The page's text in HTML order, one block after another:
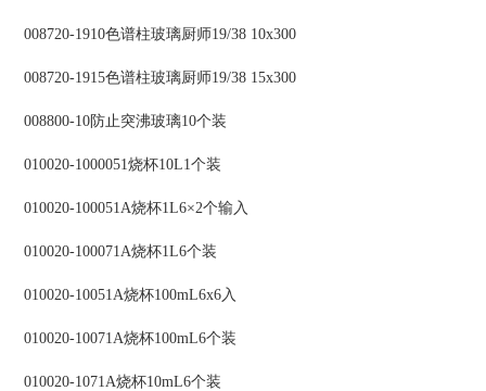
008720-1910色谱柱玻璃厨师19/38 10x300
008720-1915色谱柱玻璃厨师19/38 15x300
008800-10防止突沸玻璃10个装
010020-1000051烧杯10L1个装
010020-100051A烧杯1L6×2个输入
010020-100071A烧杯1L6个装
010020-10051A烧杯100mL6x6入
010020-10071A烧杯100mL6个装
010020-1071A烧杯10mL6个装